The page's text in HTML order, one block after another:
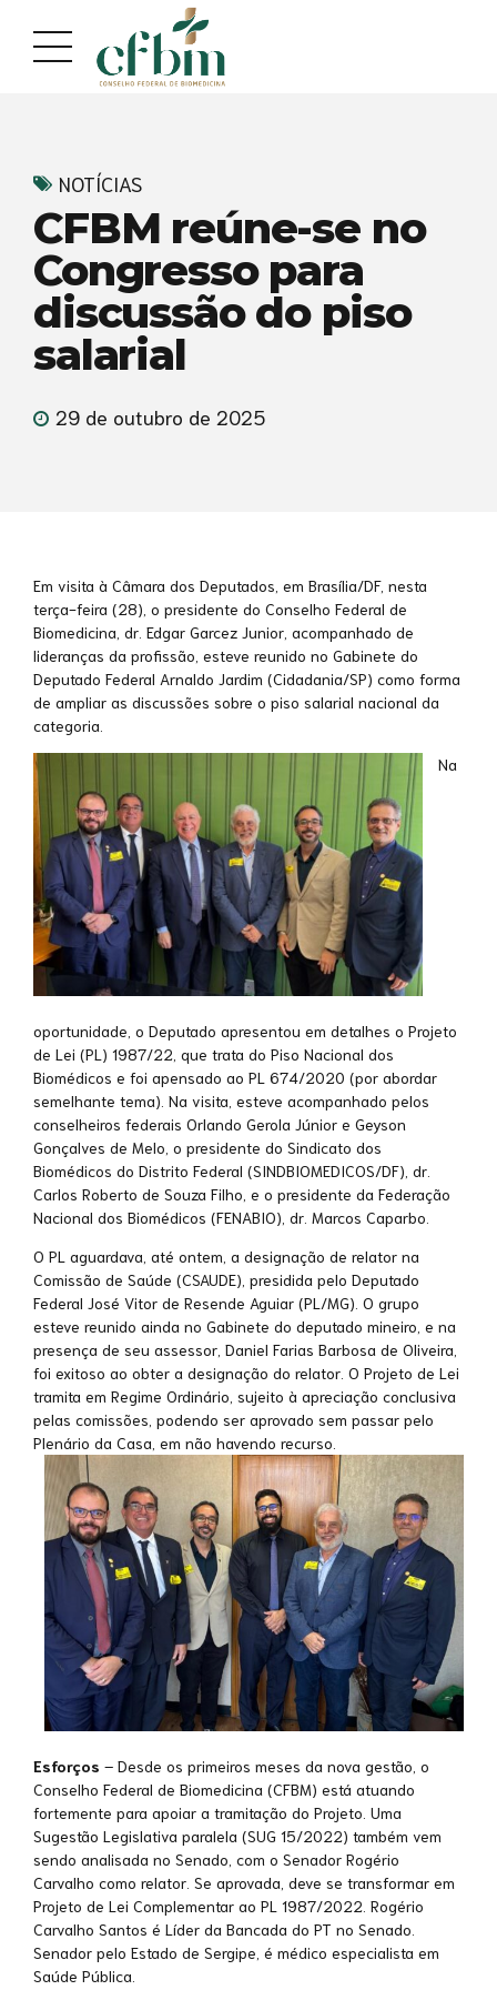
conteúdo
navegação
NOTÍCIAS
CFBM reúne-se no
Congresso para
discussão do piso
salarial
29 de outubro de 2025
Em visita à Câmara dos Deputados, em Brasília/DF, nesta
terça-feira (28), o presidente do Conselho Federal de
Biomedicina, dr. Edgar Garcez Junior, acompanhado de
lideranças da profissão, esteve reunido no Gabinete do
Deputado Federal Arnaldo Jardim (Cidadania/SP) como forma
de ampliar as discussões sobre o piso salarial nacional da
categoria.
Na
oportunidade, o Deputado apresentou em detalhes o Projeto
de Lei (PL) 1987/22, que trata do Piso Nacional dos
Biomédicos e foi apensado ao PL 674/2020 (por abordar
semelhante tema). Na visita, esteve acompanhado pelos
conselheiros federais Orlando Gerola Júnior e Geyson
Gonçalves de Melo, o presidente do Sindicato dos
Biomédicos do Distrito Federal (SINDBIOMEDICOS/DF), dr.
Carlos Roberto de Souza Filho, e o presidente da Federação
Nacional dos Biomédicos (FENABIO), dr. Marcos Caparbo.
O PL aguardava, até ontem, a designação de relator na
Comissão de Saúde (CSAUDE), presidida pelo Deputado
Federal José Vitor de Resende Aguiar (PL/MG). O grupo
esteve reunido ainda no Gabinete do deputado mineiro, e na
presença de seu assessor, Daniel Farias Barbosa de Oliveira,
foi exitoso ao obter a designação do relator. O Projeto de Lei
tramita em Regime Ordinário, sujeito à apreciação conclusiva
pelas comissões, podendo ser aprovado sem passar pelo
Plenário da Casa, em não havendo recurso.
Esforços – Desde os primeiros meses da nova gestão, o
Conselho Federal de Biomedicina (CFBM) está atuando
fortemente para apoiar a tramitação do Projeto. Uma
Sugestão Legislativa paralela (SUG 15/2022) também vem
sendo analisada no Senado, com o Senador Rogério
Carvalho como relator. Se aprovada, deve se transformar em
Projeto de Lei Complementar ao PL 1987/2022. Rogério
Carvalho Santos é Líder da Bancada do PT no Senado.
Senador pelo Estado de Sergipe, é médico especialista em
Saúde Pública.